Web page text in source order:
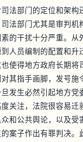
法部门的定位和架构
法部门尤其是审判机
的干扰十分严重。从
人员编制的配置和升
使得地方政府长期将
其指手画脚，发号施
发生必然引起地方党
关注，法院很容易迁
和公共舆论，以及受
案子作出有罪判决。